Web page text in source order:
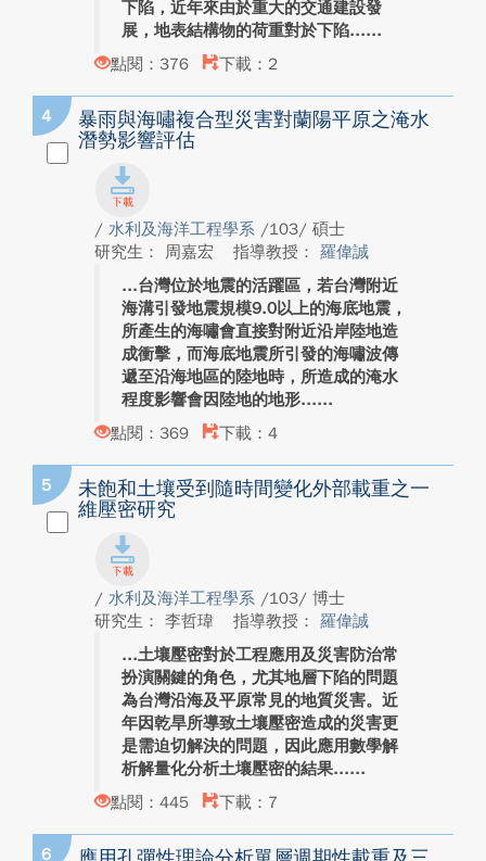
下陷，近年來由於重大的交通建設發
展，地表結構物的荷重對於下陷...
點閱：376
下載：2
4
暴雨與海嘯複合型災害對蘭陽平原之淹水
潛勢影響評估
/ 水利及海洋工程學系 /103/ 碩士
研究生： 周嘉宏
指導教授： 羅偉誠
台灣位於地震的活躍區，若台灣附近
海溝引發地震規模9.0以上的海底地震，
所產生的海嘯會直接對附近沿岸陸地造
成衝擊，而海底地震所引發的海嘯波傳
遞至沿海地區的陸地時，所造成的淹水
程度影響會因陸地的地形...
點閱：369
下載：4
5
未飽和土壤受到隨時間變化外部載重之一
維壓密研究
/ 水利及海洋工程學系 /103/ 博士
研究生： 李哲瑋
指導教授： 羅偉誠
土壤壓密對於工程應用及災害防治常
扮演關鍵的角色，尤其地層下陷的問題
為台灣沿海及平原常見的地質災害。近
年因乾旱所導致土壤壓密造成的災害更
是需迫切解決的問題，因此應用數學解
析解量化分析土壤壓密的結果...
點閱：445
下載：7
6